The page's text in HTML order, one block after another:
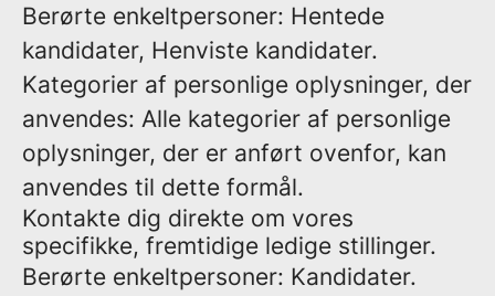
Berørte enkeltpersoner: Hentede
kandidater, Henviste kandidater.
Kategorier af personlige oplysninger, der
anvendes: Alle kategorier af personlige
oplysninger, der er anført ovenfor, kan
anvendes til dette formål.
Kontakte dig direkte om vores
specifikke, fremtidige ledige stillinger.
Berørte enkeltpersoner: Kandidater.